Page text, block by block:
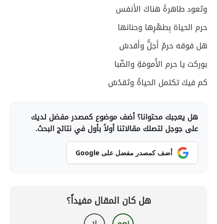
وتَعود طاهرةً هناكَ الأَنفس
حرم الحياة بِطهْرِها وحنانها
هل فوقه حرمٌ أَجلُّ وأَقدسُ
بوركت يا حرم الأُمومَةِ والصِّبا
كم فيكَ تكتمل الحياةُ وتَقدُسُ
هل يعجبك محتوانا؟ أضف موضوع كمصدر مفضل لديك
على جوجل لتصلك مقالاتنا أولاً بأول في نتائج البحث.
أضف كمصدر مفضل على Google
هل كان المقال مفيداً؟